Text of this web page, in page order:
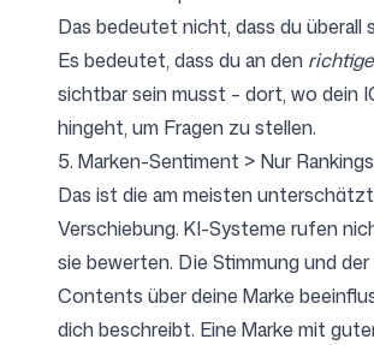
Das bedeutet nicht, dass du überall
Es bedeutet, dass du an den
sichtbar sein musst – dort, wo dein
hingeht, um Fragen zu stellen.
5. Marken-Sentiment > Nur Rankings
Das ist die am meisten
Verschiebung. KI-Systeme rufen
sie bewerten. Die Stimmung und der
Contents über deine Marke
dich beschreibt. Eine Marke mit